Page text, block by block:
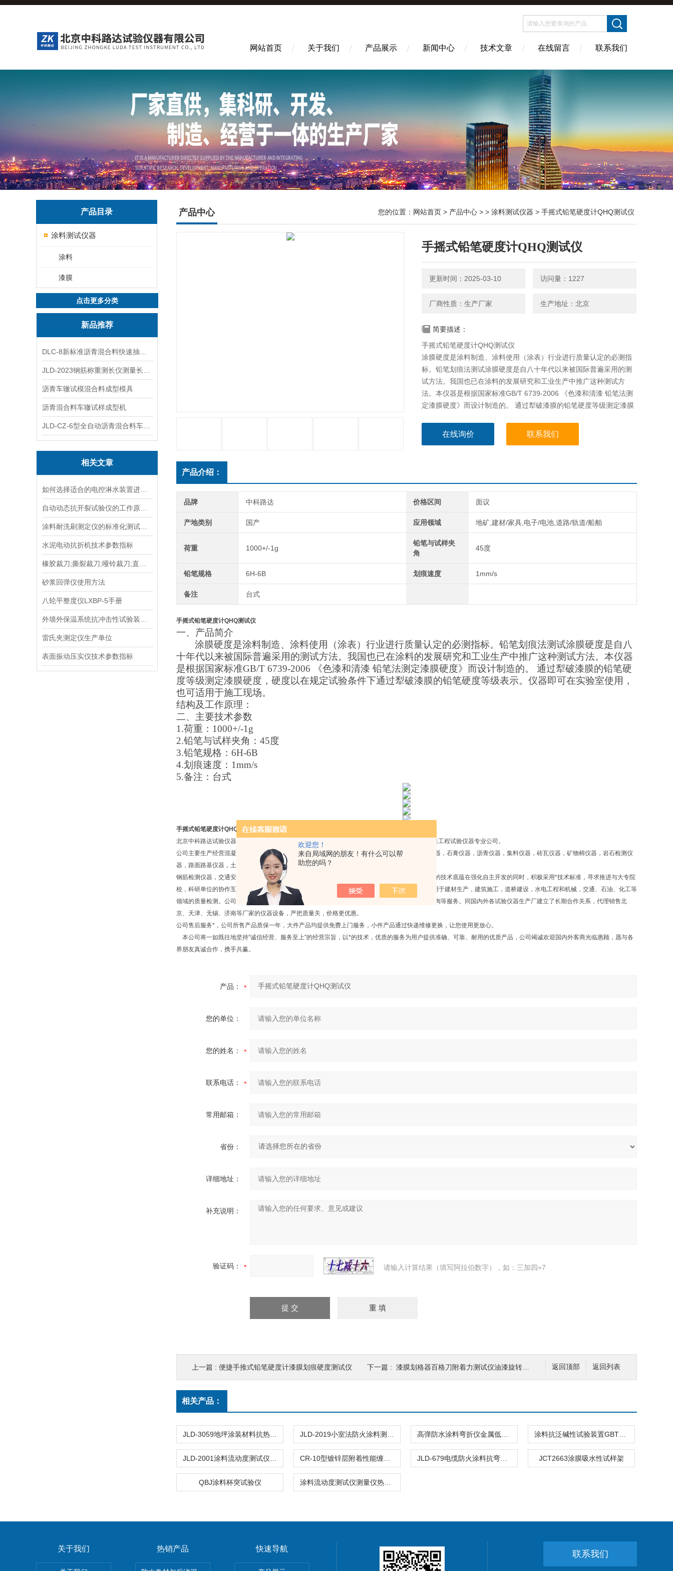
欢迎您！
来自局域网的朋友！有什么可以帮
助您的吗？
网站首页 关于我们 产品展示 新闻中心 技术文章 在线留言 联系我们
产品目录
涂料测试仪器
涂料
漆膜
点击更多分类
新品推荐
沥青车辙试模混合料成型模具
沥青混合料车辙试样成型机
相关文章
水泥电动抗折机技术参数指标
砂浆回弹仪使用方法
八轮平整度仪LXBP-5手册
雷氏夹测定仪生产单位
表面振动压实仪技术参数指标
产品中心 您的位置： 网站首页 > 产品中心 > > 涂料测试仪器 > 手摇式铅笔硬度计QHQ测试仪
手摇式铅笔硬度计QHQ测试仪
更新时间：2025-03-10 访问量：1227
厂商性质：生产厂家 生产地址：北京
简要描述：
手摇式铅笔硬度计QHQ测试仪
涂膜硬度是涂料制造、涂料使用（涂表）行业进行质量认定的必测指
标。铅笔划痕法测试涂膜硬度是自八十年代以来被国际普遍采用的测
试方法。我国也已在涂料的发展研究和工业生产中推广这种测试方
法。本仪器是根据国家标准GB/T 6739-2006 《色漆和清漆 铅笔法测
定漆膜硬度》而设计制造的。 通过犁破漆膜的铅笔硬度等级测定漆膜
在线询价 联系我们
产品介绍：
品牌 中科路达 价格区间 面议
产地类别 国产 应用领域 地矿,建材/家具,电子/电池,道路/轨道/船舶
荷重 1000+/-1g
铅笔与试样夹
角
45度
铅笔规格 6H-6B 划痕速度 1mm/s
备注 台式
手摇式铅笔硬度计QHQ测试仪
一、产品简介
涂膜硬度是涂料制造、涂料使用（涂表）行业进行质量认定的必测指标。铅笔划痕法测试涂膜硬度是自八
十年代以来被国际普遍采用的测试方法。我国也已在涂料的发展研究和工业生产中推广这种测试方法。本仪器
是根据国家标准GB/T 6739-2006 《色漆和清漆 铅笔法测定漆膜硬度》而设计制造的。 通过犁破漆膜的铅笔硬
度等级测定漆膜硬度，硬度以在规定试验条件下通过犁破漆膜的铅笔硬度等级表示。仪器即可在实验室使用，
也可适用于施工现场。
结构及工作原理：
二、 主要技术参数
1.荷重：1000+/-1g
2.铅笔与试样夹角：45度
3.铅笔规格：6H-6B
4.划痕速度：1mm/s
5.备注：台式
手摇式铅笔硬度计QHQ测试仪
北京中科路达试验仪器有限公司成立于2008年，位于北京市大兴区,集科研、开发、经营于一体，是工程试验仪器专业公司。
公司主要生产经营混凝土仪器，砂浆仪器，涂料仪器，结构胶仪器，防水仪器，水泥仪器，土工仪器，石膏仪器，沥青仪器，集料仪器，砖瓦仪器，矿物棉仪器，岩石检测仪
器，路面路基仪器，土工布仪器，压力机，
钢筋检测仪器，交通安全仪器，管材检测仪器，电线电缆仪器，橡胶仪器等上千种产品。在以雄厚的技术底蕴在强化自主开发的同时，积极采用*技术标准，寻求推进与大专院
校，科研单位的协作互补，以实现新产品开发的高起点，产品不断*，不断更新。 公司产品已广泛用于建材生产，建筑施工，道桥建设，水电工程和机械，交通、石油、化工等
领域的质量检测。公司承接各种新建试验室的总体规划设计，仪器设备成套供应安装调试，技术咨询等服务。同国内外各试验仪器生产厂建立了长期合作关系，代理销售北
京、天津、无锡、济南等厂家的仪器设备，严把质量关，价格更优惠。
公司售后服务*，公司所售产品质保一年，大件产品均提供免费上门服务，小件产品通过快递维修更换，让您使用更放心。
本公司将一如既往地坚持“诚信经营、服务至上"的经营宗旨，以*的技术，优质的服务为用户提供准确、可靠、耐用的优质产品，公司竭诚欢迎国内外客商光临惠顾，愿与各
界朋友真诚合作，携手共赢。
产品：
您的单位：
您的姓名：
联系电话：
常用邮箱：
省份：
详细地址：
补充说明：
验证码： 请输入计算结果（填写阿拉伯数字），如：三加四=7
返回列表
返回顶部
上一篇 : 便捷手推式铅笔硬度计漆膜划痕硬度测试仪 下一篇 : 漆膜划格器百格刀附着力测试仪油漆旋转漆面
相关产品：
JCT2663涂膜吸水性试样架
QBJ涂料杯突试验仪
关于我们 热销产品 快速导航
联系我们